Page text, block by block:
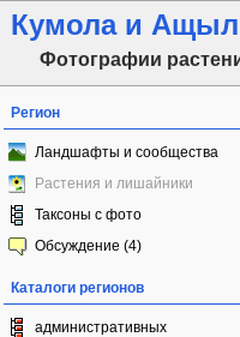
Кумола и
Фотографии
Регион
Ландшафты и сообщества
Растения и лишайники
Таксоны с фото
Обсуждение (4)
Каталоги регионов
административных